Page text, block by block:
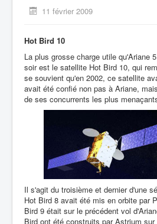
11 février 2009
Hot Bird 10
La plus grosse charge utile qu'Ariane
soir est le satellite Hot Bird 10, qui
se souvient qu'en 2002, ce satellite
avait été confié non pas à Ariane,
de ses concurrents les plus
Il s'agit du troisième et dernier d'une
Hot Bird 8 avait été mis en orbite par
Bird 9 était sur le précédent vol
Bird ont été construits par Astrium